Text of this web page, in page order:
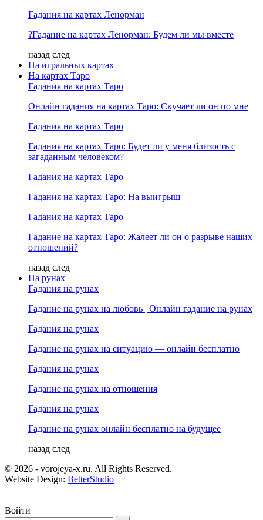
Гадания на картах Ленорман
?Гадание на картах Ленорман: Будем ли мы вместе
назад след
На игральных картах
На картах Таро
Гадания на картах Таро
Онлайн гадания на картах Таро: Скучает ли он по мне
Гадания на картах Таро
Гадания на картах Таро: Будет ли у меня близость с
загаданным человеком?
Гадания на картах Таро
Гадания на картах Таро: На выигрыш
Гадания на картах Таро
Гадание на картах Таро: Жалеет ли он о разрыве наших
отношений?
назад след
На рунах
Гадания на рунах
Гадание на рунах на любовь | Онлайн гадание на рунах
Гадания на рунах
Гадание на рунах на ситуацию — онлайн бесплатно
Гадания на рунах
Гадание на рунах на отношения
Гадания на рунах
Гадание на рунах онлайн бесплатно на будущее
назад след
© 2026 - vorojeya-x.ru. All Rights Reserved.
Website Design: BetterStudio
Войти